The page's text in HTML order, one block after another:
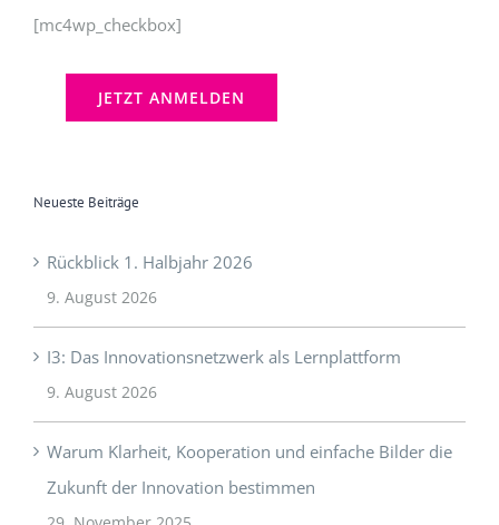
[mc4wp_checkbox]
Neueste Beiträge
Rückblick 1. Halbjahr 2026
9. August 2026
I3: Das Innovationsnetzwerk als Lernplattform
9. August 2026
Warum Klarheit, Kooperation und einfache Bilder die
Zukunft der Innovation bestimmen